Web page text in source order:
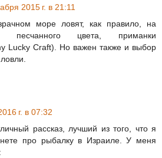
2015 г. в 21:11
море ловят, как правило, на
песчанного цвета, приманки
Lucky Craft). Но важен также и выбор
г. в 07:32
рассказ, лучший из того, что я
про рыбалку в Израиле. У меня